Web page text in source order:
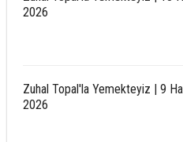
2026
Zuhal Topal'la Yemekteyiz | 9
2026